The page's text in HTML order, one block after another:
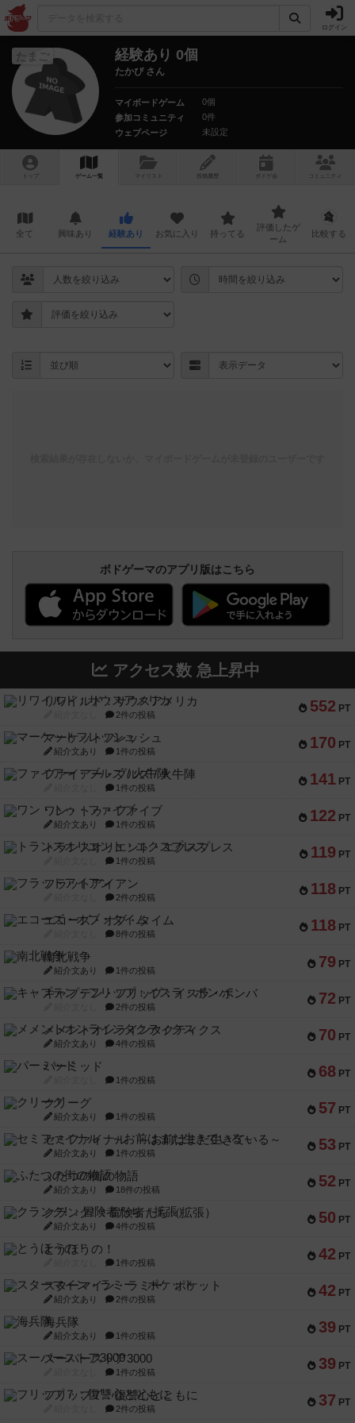
ログイン
たまご 経験あり 0個
たかぴ さん
マイボードゲーム
0個
参加コミュニティ
0件
ウェブページ
未設定
トップ ゲーム一覧 マイリスト 投稿履歴 ボ ドゲ コミュニティ
全て 興味あり 経験あり お気に入り 持ってる
評価したゲ
ーム
比較する
ボドゲーマのアプリ版はこちら
アクセス数 急上昇中
552 PT
リワイルド：サウスアメリカ
2件の投稿
170 PT
マーケットフレッシュ
紹介文あり 1件の投稿
141 PT
ファイアー・ブルズ / 火牛陣
1件の投稿
122 PT
ワン・トゥ・ファイブ
紹介文あり 1件の投稿
119 PT
トランスオリエント・エクスプレス
1件の投稿
118 PT
フラットアイアン
2件の投稿
118 PT
エコーズ・オブ・タイム
8件の投稿
79 PT
南北戦争
紹介文あり 1件の投稿
72 PT
キャプテン・フリップ：イスラ・ボンバ
2件の投稿
70 PT
メメントオンラインタクティクス
紹介文あり 4件の投稿
68 PT
パーミッド
1件の投稿
57 PT
クリーグ
紹介文あり 1件の投稿
53 PT
セミファイナル ～お前はまだ生きている～
紹介文あり 1件の投稿
52 PT
ふたつの街の物語
紹介文あり 18件の投稿
50 PT
クランク! ：冒険者たち（拡張）
紹介文あり 4件の投稿
42 PT
とうほうの！
1件の投稿
42 PT
スターマイン・ラミー ポケット
紹介文あり 2件の投稿
39 PT
海兵隊
紹介文あり 1件の投稿
39 PT
スーパーストア3000
1件の投稿
37 PT
フリップ７：復讐心とともに
2件の投稿